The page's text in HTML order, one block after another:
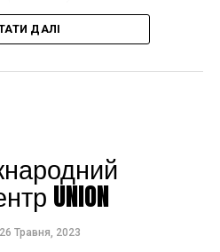
що Бенксі
власників
ми
час
це
ДАЛІ
UNION
26 Травня, 2023